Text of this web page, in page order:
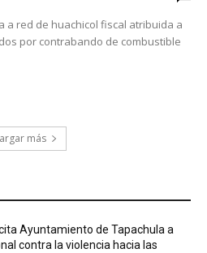
a red de huachicol fiscal atribuida a
por contrabando de combustible
más
Ayuntamiento de Tapachula a
contra la violencia hacia las